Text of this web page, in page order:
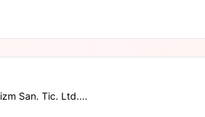
San. Tic. Ltd....